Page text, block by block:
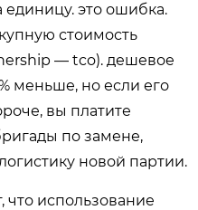
единицу. это ошибка.
стоимость
— tco). дешевое
меньше, но если его
вы платите
по замене,
новой партии.
использование